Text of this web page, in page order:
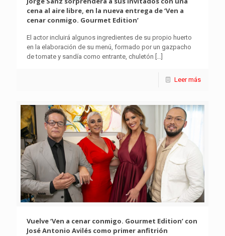
cena al aire libre, en la nueva entrega de ‘Ven a
cenar conmigo. Gourmet Edition’
El actor incluirá algunos ingredientes de su propio huerto
en la elaboración de su menú, formado por un gazpacho
de tomate y sandía como entrante, chuletón […]
Leer más
Vuelve ‘Ven a cenar conmigo. Gourmet Edition’ con
José Antonio Avilés como primer anfitrión